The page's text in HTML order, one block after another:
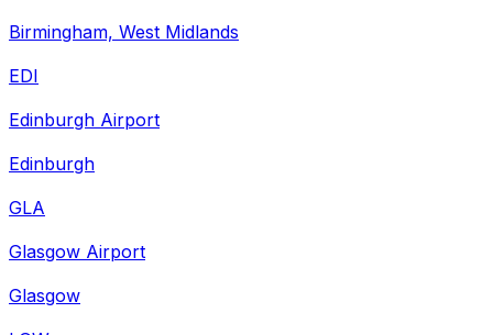
Birmingham, West Midlands
EDI
Edinburgh Airport
Edinburgh
GLA
Glasgow Airport
Glasgow